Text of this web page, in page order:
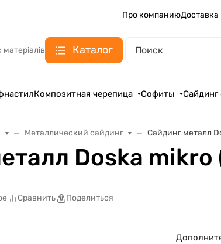
Про компаниюДоставка
Каталог
Композитная черепица Софиты
Металлический сайдинг Сайдинг металл
Doska
Сравнить Поделиться